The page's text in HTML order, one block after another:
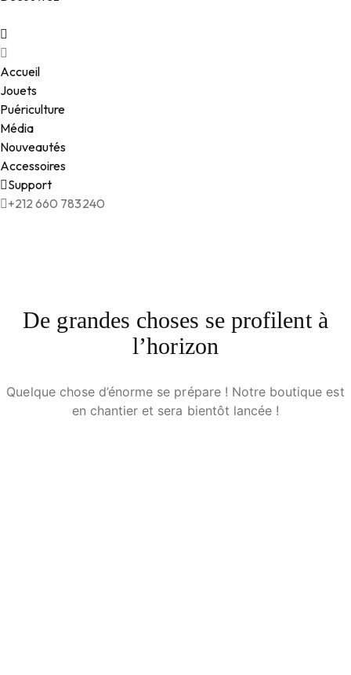
Accueil
Jouets
Puériculture
Média
Nouveautés
Accessoires
Support
+212 660 783240
De grandes choses se profilent à
l’horizon
Quelque chose d’énorme se prépare ! Notre boutique est
en chantier et sera bientôt lancée !